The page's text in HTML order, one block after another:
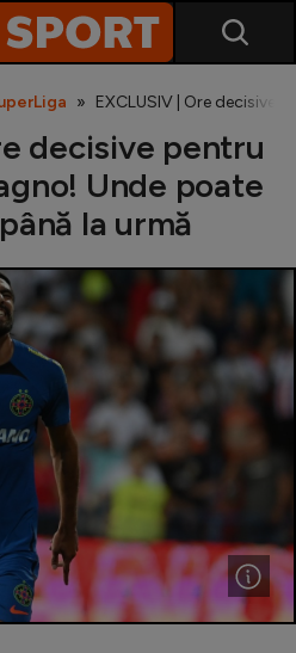
EXCLUSIV | Ore decisive
decisive pentru
Unde poate
la urmă